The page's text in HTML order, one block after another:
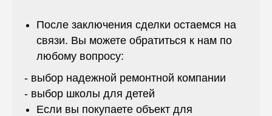
После заключения сделки остаемся на
связи. Вы можете обратиться к нам по
любому вопросу:
- выбор надежной ремонтной компании
- выбор школы для детей
Если вы покупаете объект для